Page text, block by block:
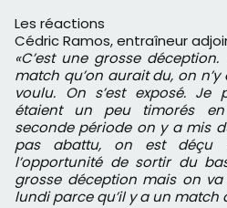
Les réactions
Cédric Ramos, entraîneur
«C’est une grosse
match qu’on aurait du, on
voulu. On s’est exposé. Je
étaient un peu timorés
seconde période on y a mis
pas abattu, on est
l’opportunité de sortir du
grosse déception mais on
lundi parce qu’il y a un match